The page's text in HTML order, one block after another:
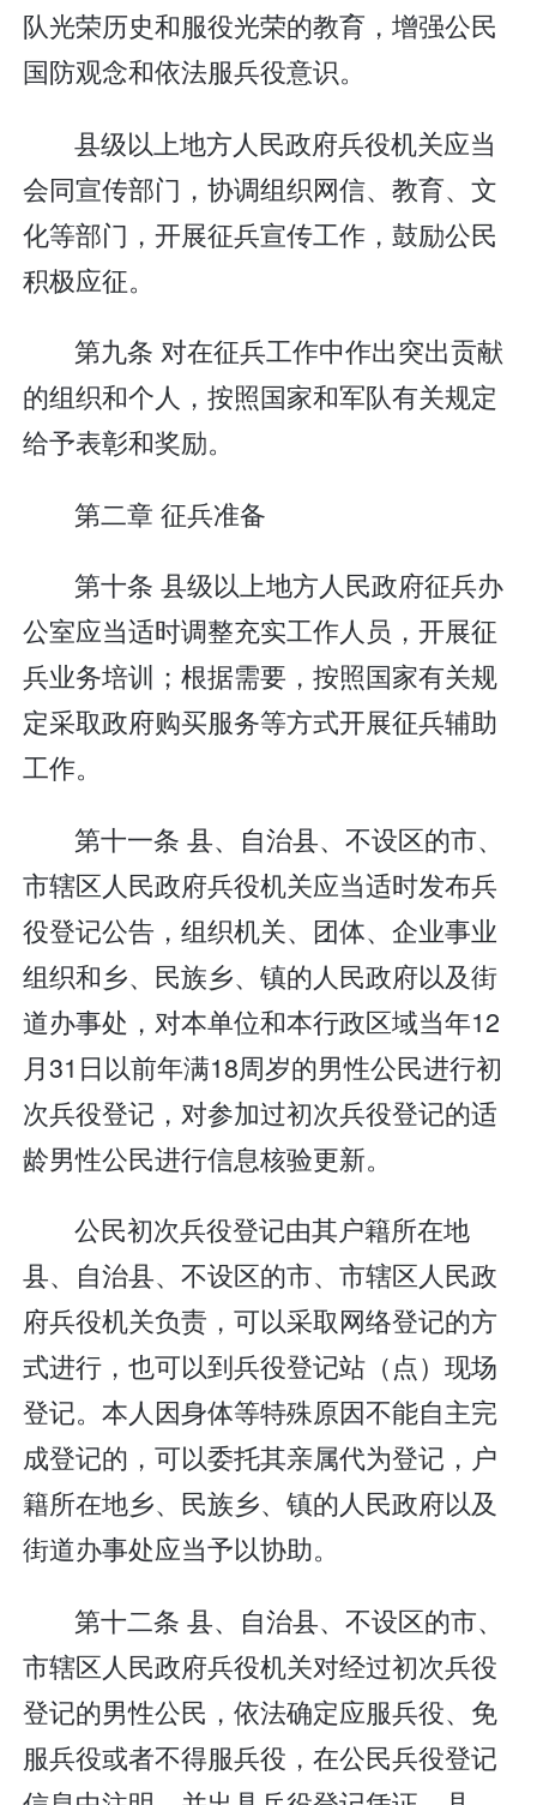
队光荣历史和服役光荣的教育，增强公民
国防观念和依法服兵役意识。
县级以上地方人民政府兵役机关应当
会同宣传部门，协调组织网信、教育、文
化等部门，开展征兵宣传工作，鼓励公民
积极应征。
第九条 对在征兵工作中作出突出贡献
的组织和个人，按照国家和军队有关规定
给予表彰和奖励。
第二章 征兵准备
第十条 县级以上地方人民政府征兵办
公室应当适时调整充实工作人员，开展征
兵业务培训；根据需要，按照国家有关规
定采取政府购买服务等方式开展征兵辅助
工作。
第十一条 县、自治县、不设区的市、
市辖区人民政府兵役机关应当适时发布兵
役登记公告，组织机关、团体、企业事业
组织和乡、民族乡、镇的人民政府以及街
道办事处，对本单位和本行政区域当年12
月31日以前年满18周岁的男性公民进行初
次兵役登记，对参加过初次兵役登记的适
龄男性公民进行信息核验更新。
公民初次兵役登记由其户籍所在地
县、自治县、不设区的市、市辖区人民政
府兵役机关负责，可以采取网络登记的方
式进行，也可以到兵役登记站（点）现场
登记。本人因身体等特殊原因不能自主完
成登记的，可以委托其亲属代为登记，户
籍所在地乡、民族乡、镇的人民政府以及
街道办事处应当予以协助。
第十二条 县、自治县、不设区的市、
市辖区人民政府兵役机关对经过初次兵役
登记的男性公民，依法确定应服兵役、免
服兵役或者不得服兵役，在公民兵役登记